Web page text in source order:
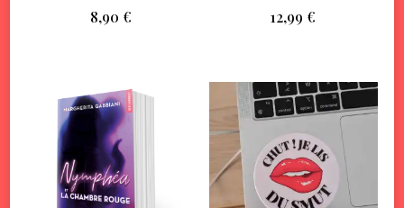
8,90 €
12,99 €